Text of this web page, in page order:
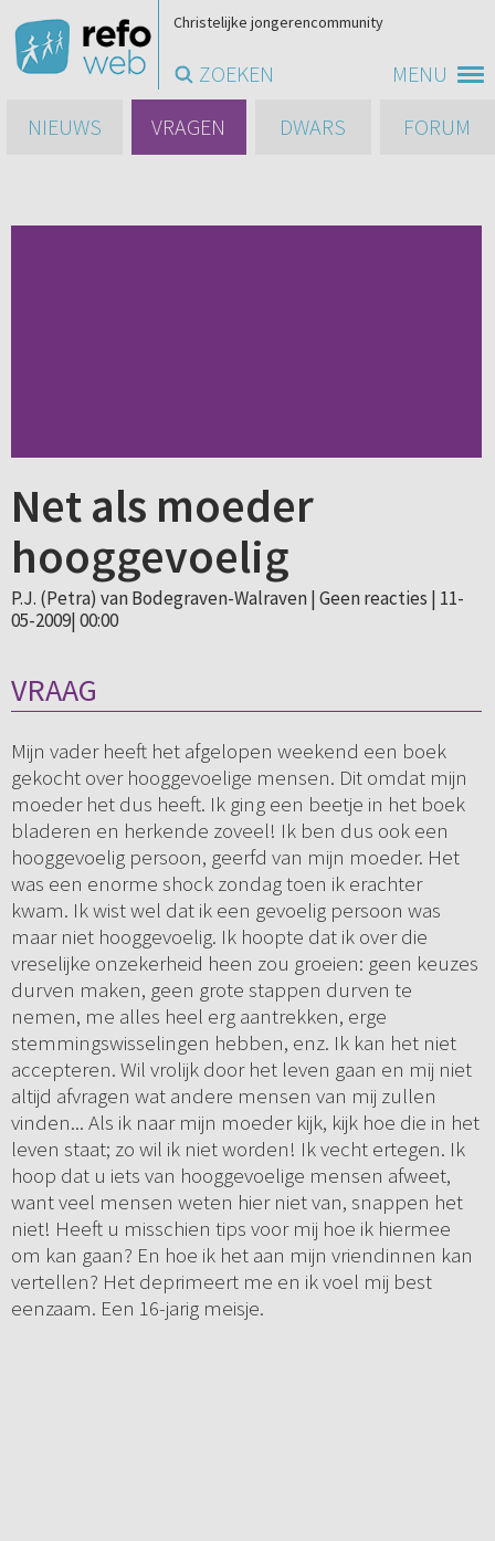
MENU
Christelijke jongerencommunity
ZOEKEN
NIEUWS
VRAGEN DWARS FORUM
Net als moeder
hooggevoelig
P.J. (Petra) van Bodegraven-Walraven | Geen reacties | 11-
05-2009| 00:00
VRAAG
Mijn vader heeft het afgelopen weekend een boek
gekocht over hooggevoelige mensen. Dit omdat mijn
moeder het dus heeft. Ik ging een beetje in het boek
bladeren en herkende zoveel! Ik ben dus ook een
hooggevoelig persoon, geerfd van mijn moeder. Het
was een enorme shock zondag toen ik erachter
kwam. Ik wist wel dat ik een gevoelig persoon was
maar niet hooggevoelig. Ik hoopte dat ik over die
vreselijke onzekerheid heen zou groeien: geen keuzes
durven maken, geen grote stappen durven te
nemen, me alles heel erg aantrekken, erge
stemmingswisselingen hebben, enz. Ik kan het niet
accepteren. Wil vrolijk door het leven gaan en mij niet
altijd afvragen wat andere mensen van mij zullen
vinden... Als ik naar mijn moeder kijk, kijk hoe die in het
leven staat; zo wil ik niet worden! Ik vecht ertegen. Ik
hoop dat u iets van hooggevoelige mensen afweet,
want veel mensen weten hier niet van, snappen het
niet! Heeft u misschien tips voor mij hoe ik hiermee
om kan gaan? En hoe ik het aan mijn vriendinnen kan
vertellen? Het deprimeert me en ik voel mij best
eenzaam. Een 16-jarig meisje.